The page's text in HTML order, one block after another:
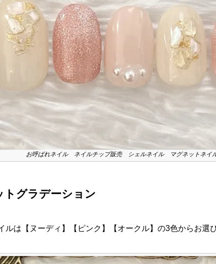
お呼ばれネイル ネイルチップ販売 シェルネイル マグネットネイ
トグラデーション
ルは【ヌーディ】【ピンク】【オークル】の3色からお選